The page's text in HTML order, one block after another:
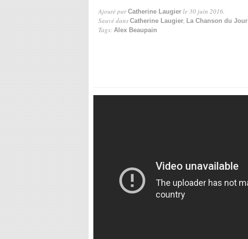
Ajouté par Catherine Laugier le 30 juin 2016.
Sauvé dans Catherine Laugier, La Chanson du Jour
Tags: Alex Beaupain